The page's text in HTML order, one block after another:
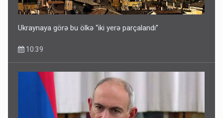
Ukraynaya görə bu ölkə “iki yerə parçalandı”
10:39